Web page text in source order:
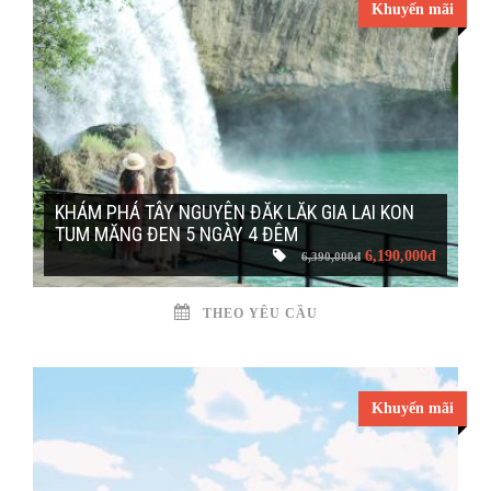
Khuyến mãi
KHÁM PHÁ TÂY NGUYÊN ĐĂK LĂK GIA LAI KON
TUM MĂNG ĐEN 5 NGÀY 4 ĐÊM
6,390,000đ 6,190,000đ
THEO YÊU CẦU
Khuyến mãi